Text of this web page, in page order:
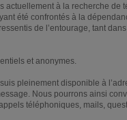
à la recherche de
été confrontés à la
de l’entourage, tant
et anonymes.
pleinement disponible à
Nous pourrons ainsi
téléphoniques, mails,